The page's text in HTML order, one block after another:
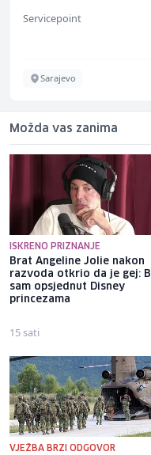
Servicepoint
Sarajevo
Možda vas zanima
ISKRENO PRIZNANJE
Brat Angeline Jolie nakon
razvoda otkrio da je gej:
sam opsjednut Disney
princezama
15 sati
VJEŽBA BRZI ODGOVOR